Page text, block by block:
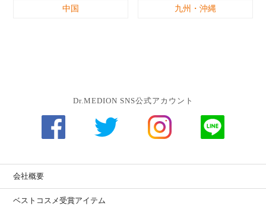
中国 九州・沖縄
Dr.MEDION SNS公式アカウント
会社概要
ベストコスメ受賞アイテム